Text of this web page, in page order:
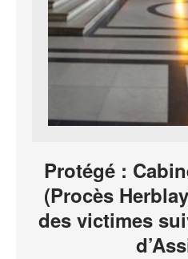
Protégé :
(Procès
des victimes